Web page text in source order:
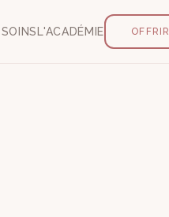
L'ACADÉMIE OFFRIR